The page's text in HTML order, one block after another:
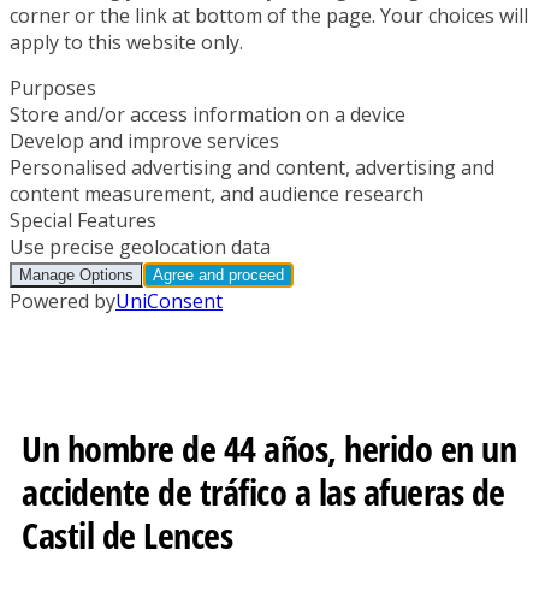
Un hombre de 44 años, herido en un
accidente de tráfico a las afueras de
Castil de Lences